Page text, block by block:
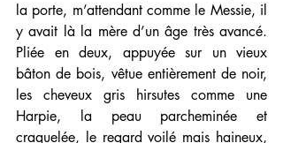
la porte, m’attendant comme le Messie, il
y avait là la mère d’un âge très avancé.
Pliée en deux, appuyée sur un vieux
bâton de bois, vêtue entièrement de noir,
les cheveux gris hirsutes comme une
Harpie, la peau parcheminée et
craquelée, le regard voilé mais haineux,